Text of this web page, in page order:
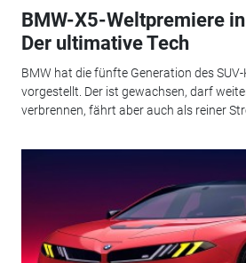
BMW-X5-Weltpremiere
Der ultimative Tech
BMW hat die fünfte Generation des
vorgestellt. Der ist gewachsen, darf
verbrennen, fährt aber auch als reiner